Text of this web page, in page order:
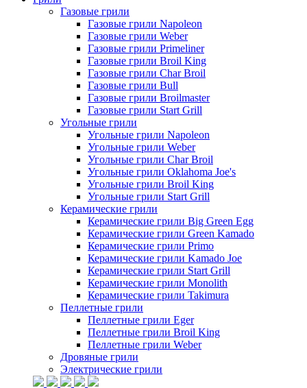
Газовые грили
Газовые грили Napoleon
Газовые грили Weber
Газовые грили Primeliner
Газовые грили Broil King
Газовые грили Char Broil
Газовые грили Bull
Газовые грили Broilmaster
Газовые грили Start Grill
Угольные грили
Угольные грили Napoleon
Угольные грили Weber
Угольные грили Char Broil
Угольные грили Oklahoma Joe's
Угольные грили Broil King
Угольные грили Start Grill
Керамические грили
Керамические грили Big Green Egg
Керамические грили Green Kamado
Керамические грили Primo
Керамические грили Kamado Joe
Керамические грили Start Grill
Керамические грили Monolith
Керамические грили Takimura
Пеллетные грили
Пеллетные грили Eger
Пеллетные грили Broil King
Пеллетные грили Weber
Дровяные грили
Электрические грили